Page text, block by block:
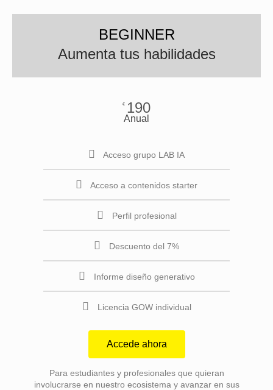
BEGINNER
Aumenta tus habilidades
€ 190
Anual
Acceso grupo LAB IA
Acceso a contenidos starter
Perfil profesional
Descuento del 7%
Informe diseño generativo
Licencia GOW individual
Accede ahora
Para estudiantes y profesionales que quieran
involucrarse en nuestro ecosistema y avanzar en sus